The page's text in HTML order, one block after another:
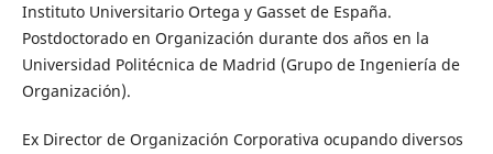
Instituto Universitario Ortega y Gasset de España.
Postdoctorado en Organización durante dos años en la
Universidad Politécnica de Madrid (Grupo de Ingeniería de
Organización).
Ex Director de Organización Corporativa ocupando diversos